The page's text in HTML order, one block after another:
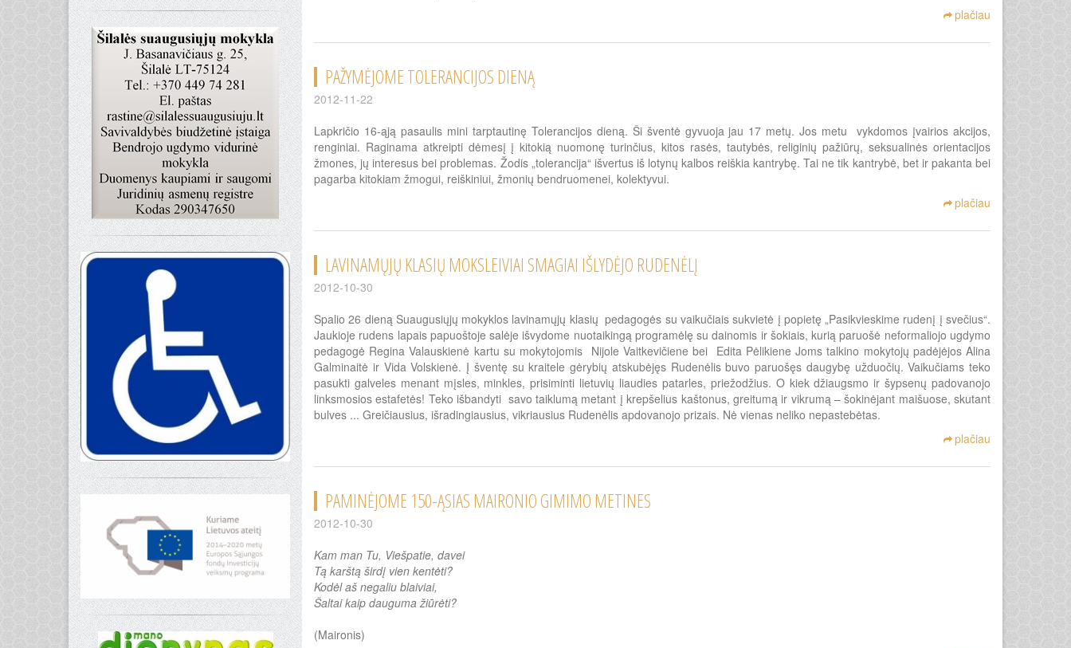
plačiau
PAŽYMĖJOME TOLERANCIJOS DIENĄ
2012-11-22
Lapkričio 16-ąją pasaulis mini tarptautinę Tolerancijos dieną. Ši šventė gyvuoja jau 17 metų. Jos metu vykdomos įvairios akcijos,
renginiai. Raginama atkreipti dėmesį į kitokią nuomonę turinčius, kitos rasės, tautybės, religinių pažiūrų, seksualinės orientacijos
žmones, jų interesus bei problemas. Žodis „tolerancija“ išvertus iš lotynų kalbos reiškia kantrybę. Tai ne tik kantrybė, bet ir pakanta bei
pagarba kitokiam žmogui, reiškiniui, žmonių bendruomenei, kolektyvui.
plačiau
LAVINAMŲJŲ KLASIŲ MOKSLEIVIAI SMAGIAI IŠLYDĖJO RUDENĖLĮ
2012-10-30
Spalio 26 dieną Suaugusiųjų mokyklos lavinamųjų klasių pedagogės su vaikučiais sukvietė į popietę „Pasikvieskime rudenį į svečius“.
Jaukioje rudens lapais papuoštoje salėje išvydome nuotaikingą programėlę su dainomis ir šokiais, kurią paruošė neformaliojo ugdymo
pedagogė Regina Valauskienė kartu su mokytojomis Nijole Vaitkevičiene bei Edita Pėlikiene Joms talkino mokytojų padėjėjos Alina
Galminaitė ir Vida Volskienė. Į šventę su kraitele gėrybių atskubėjęs Rudenėlis buvo paruošęs daugybę užduočių. Vaikučiams teko
pasukti galveles menant mįsles, minkles, prisiminti lietuvių liaudies patarles, priežodžius. O kiek džiaugsmo ir šypsenų padovanojo
linksmosios estafetės! Teko išbandyti savo taiklumą metant į krepšelius kaštonus, greitumą ir vikrumą – šokinėjant maišuose, skutant
bulves ... Greičiausius, išradingiausius, vikriausius Rudenėlis apdovanojo prizais. Nė vienas neliko nepastebėtas.
plačiau
PAMINĖJOME 150-ĄSIAS MAIRONIO GIMIMO METINES
2012-10-30
Kam man Tu, Viešpatie, davei
Tą karštą širdį vien kentėti?
Kodėl aš negaliu blaiviai,
Šaltai kaip dauguma žiūrėti?
(Maironis)